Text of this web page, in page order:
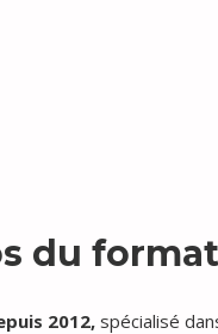
du
2012,spécialisé